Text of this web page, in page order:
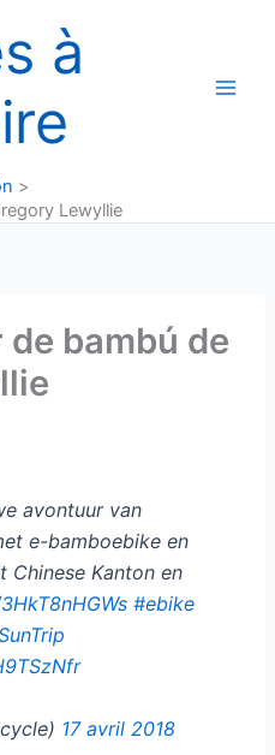
à
Lewyllie
bambú de
avontuur van
e-bamboebike en
Chinese Kanton en
#ebike
17 avril 2018